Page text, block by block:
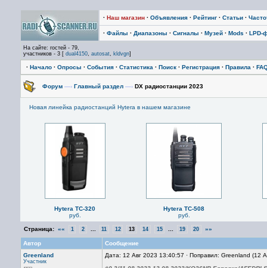
· Наш магазин · Объявления · Рейтинг · Статьи ·
· Файлы · Диапазоны · Сигналы · Музей · Mods · LPD-
На сайте: гостей - 79,
участников - 3 [ dual4150, autosat, kldvgn]
· Начало · Опросы · События · Статистика · Поиск · Регистрация · Правила ·
Форум —› Главный раздел —› DX радиостанции 2023
Новая линейка радиостанций Hytera в нашем магазине
Hytera TC-320
руб.
Hytera TC-508
руб.
Страница: «« 1 2 11 12 13 14 15 19 20 »»
Автор
Сообщение
Greenland
Участник
Дата: 12 Авг 2023 13:40:57 · Поправил: Greenland (12